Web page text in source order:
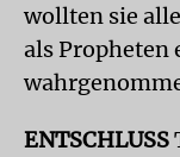
wollten sie
als Propheten
ENTSCHLUSS